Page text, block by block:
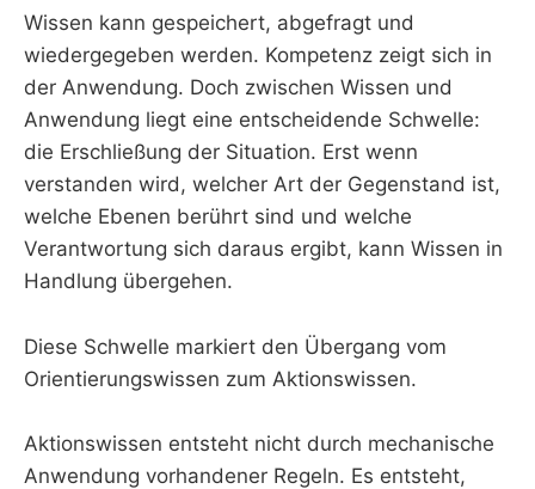
Wissen kann gespeichert, abgefragt und
wiedergegeben werden. Kompetenz zeigt sich in
der Anwendung. Doch zwischen Wissen und
Anwendung liegt eine entscheidende Schwelle:
die Erschließung der Situation. Erst wenn
verstanden wird, welcher Art der Gegenstand ist,
welche Ebenen berührt sind und welche
Verantwortung sich daraus ergibt, kann Wissen in
Handlung übergehen.
Diese Schwelle markiert den Übergang vom
Orientierungswissen zum Aktionswissen.
Aktionswissen entsteht nicht durch mechanische
Anwendung vorhandener Regeln. Es entsteht,